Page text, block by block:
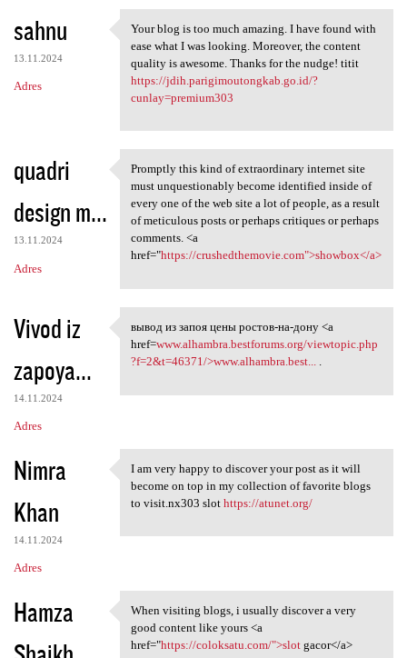
sahnu
13.11.2024
Adres
Your blog is too much amazing
Your blog is too much amazing. I have found with
ease what I was looking. Moreover, the content
quality is awesome. Thanks for the nudge! titit
https://jdih.parigimoutongkab.go.id/?
cunlay=premium303
quadri
design m...
13.11.2024
Adres
Promptly this kind of
Promptly this kind of extraordinary internet site
must unquestionably become identified inside of
every one of the web site a lot of people, as a result
of meticulous posts or perhaps critiques or perhaps
comments. <a
href="https://crushedthemovie.com">showbox</a>
Vivod iz
zapoya...
14.11.2024
Adres
вывод из запоя цены ростов-на
вывод из запоя цены ростов-на-дону <a
href=www.alhambra.bestforums.org/viewtopic.php
?f=2&t=46371/>www.alhambra.best...
Nimra
Khan
14.11.2024
Adres
I am very happy to discover
I am very happy to discover your post as it will
become on top in my collection of favorite blogs
to visit.nx303 slot https://atunet.org/
Hamza
When visiting blogs, i
When visiting blogs, i usually discover a very
good content like yours <a
href="https://coloksatu.com/">slotgacor</a>